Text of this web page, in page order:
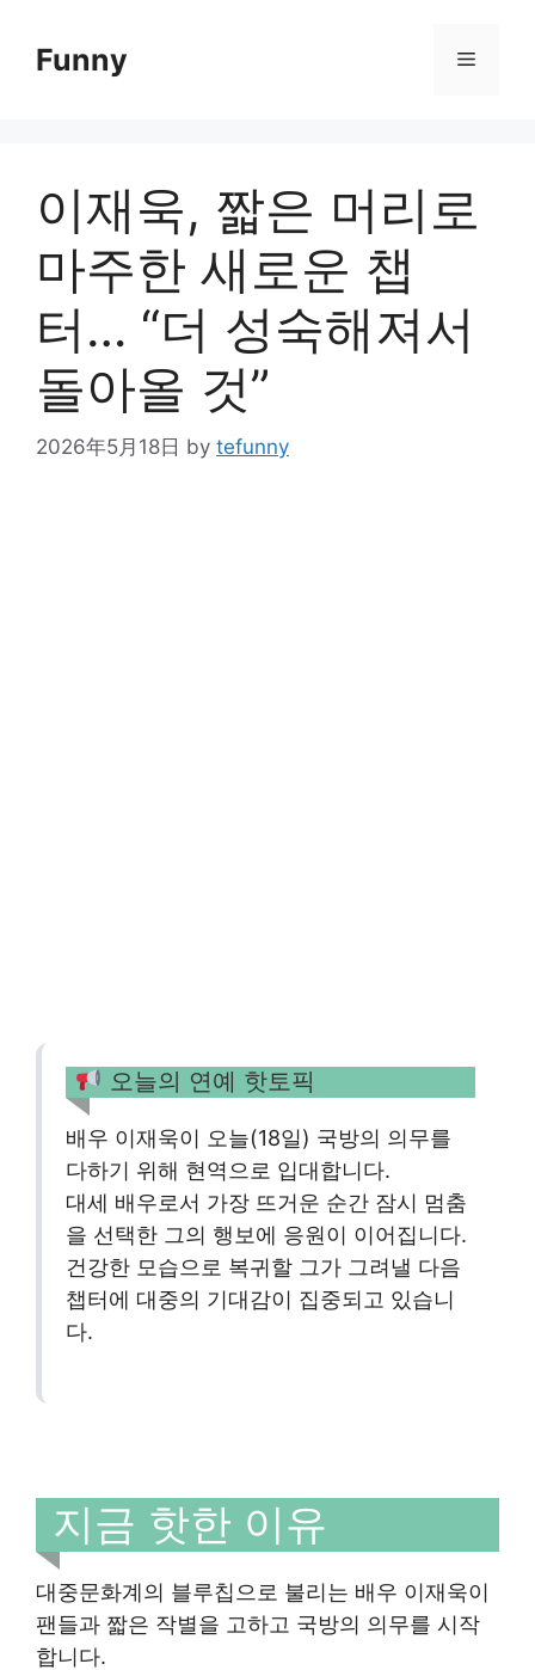
contentFunny Menu
이재욱, 짧은 머리로
마주한 새로운 챕
터… “더 성숙해져서
돌아올 것”
2026年5月18日 by tefunny
오늘의 연예 핫토픽
배우 이재욱이 오늘(18일) 국방의 의무를
다하기 위해 현역으로 입대합니다.
대세 배우로서 가장 뜨거운 순간 잠시 멈춤
을 선택한 그의 행보에 응원이 이어집니다.
건강한 모습으로 복귀할 그가 그려낼 다음
챕터에 대중의 기대감이 집중되고 있습니
다.
지금 핫한 이유
대중문화계의 블루칩으로 불리는 배우 이재욱이
팬들과 짧은 작별을 고하고 국방의 의무를 시작
합니다.